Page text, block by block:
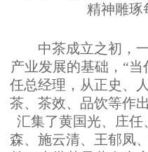
精神雕琢
中茶成立之初，
产业发展的基础，“
任总经理，从正史、
茶、茶效、品饮等作
汇集了黄国光、庄任
森、施云清、王郁凤